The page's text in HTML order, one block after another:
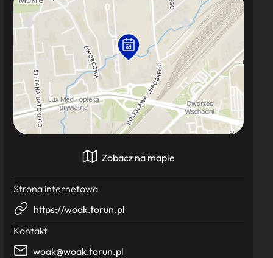
Zobacz na mapie
Strona internetowa
https://woak.torun.pl
Kontakt
woak@woak.torun.pl